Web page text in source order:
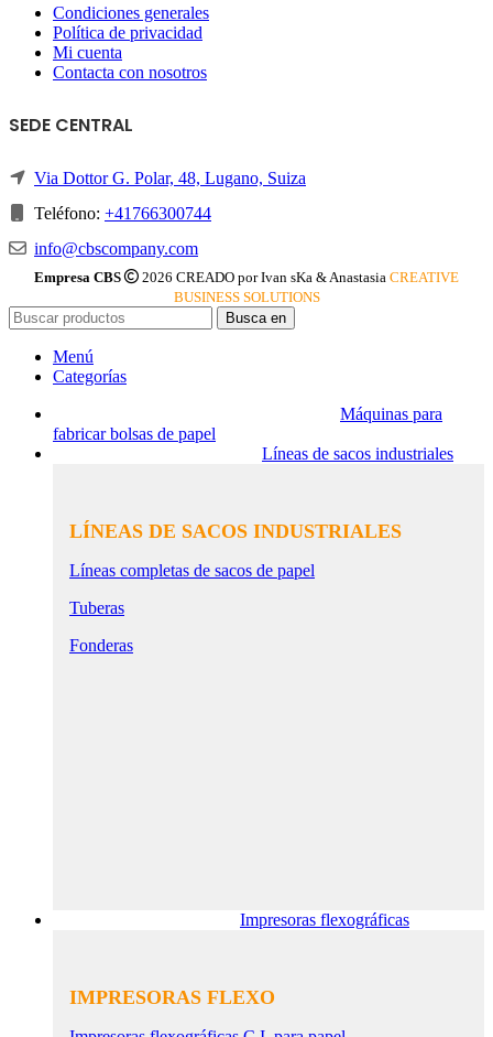
Condiciones generales
Política de privacidad
Mi cuenta
Contacta con nosotros
SEDE CENTRAL
Via Dottor G. Polar, 48, Lugano, Suiza
Teléfono: +41766300744
info@cbscompany.com
Empresa CBS 2026 CREADO por Ivan sKa & Anastasia CREATIVE
BUSINESS SOLUTIONS
Busca en
Menú
Categorías
Máquinas para
fabricar bolsas de papel
Líneas de sacos industriales
LÍNEAS DE SACOS INDUSTRIALES
Líneas completas de sacos de papel
Tuberas
Fonderas
Impresoras flexográficas
IMPRESORAS FLEXO